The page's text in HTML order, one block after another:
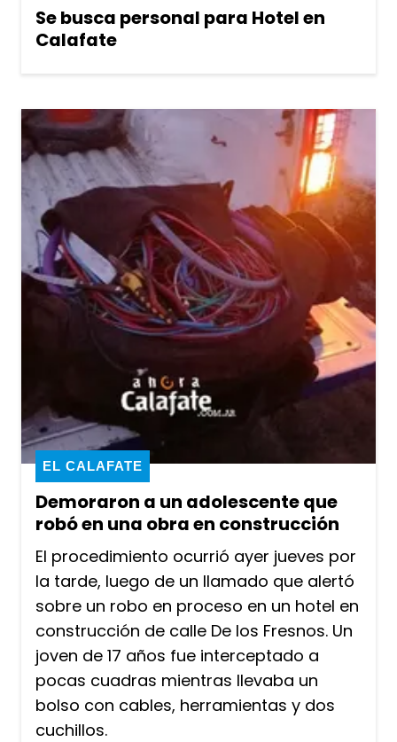
Se busca personal para Hotel en
Calafate
Demoraron a un adolescente que
robó en una obra en construcción
EL CALAFATE
El procedimiento ocurrió ayer jueves por
la tarde, luego de un llamado que alertó
sobre un robo en proceso en un hotel en
construcción de calle De los Fresnos. Un
joven de 17 años fue interceptado a
pocas cuadras mientras llevaba un
bolso con cables, herramientas y dos
cuchillos.